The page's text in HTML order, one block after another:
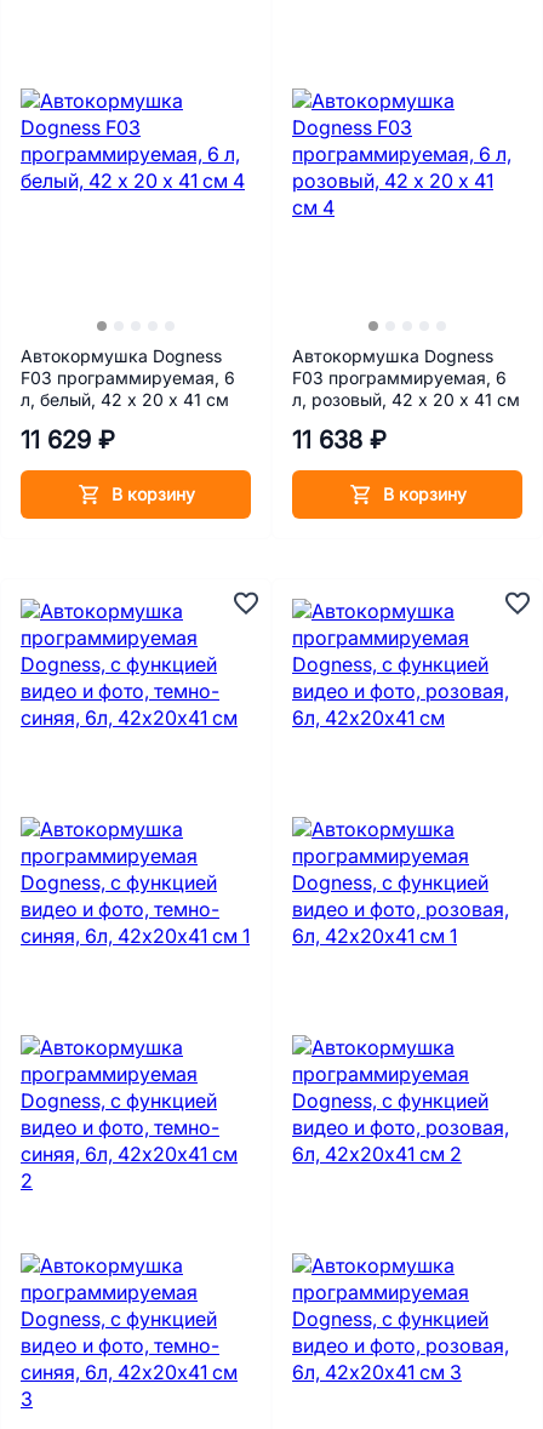
Автокормушка Dogness
F03 программируемая, 6
л, белый, 42 х 20 х 41 см
11 629 ₽
В корзину
Автокормушка Dogness
F03 программируемая, 6
л, розовый, 42 х 20 х 41 см
11 638 ₽
В корзину